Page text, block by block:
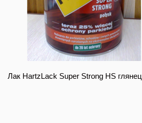
Лак HartzLack Super Strong HS глянец